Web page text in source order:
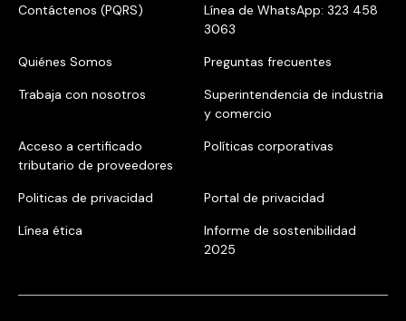
Contáctenos (PQRS)
Línea de WhatsApp: 323 458
3063
Quiénes Somos
Preguntas frecuentes
Trabaja con nosotros
Superintendencia de industria
y comercio
Acceso a certificado
tributario de proveedores
Políticas corporativas
Politicas de privacidad
Portal de privacidad
Línea ética
Informe de sostenibilidad
2025